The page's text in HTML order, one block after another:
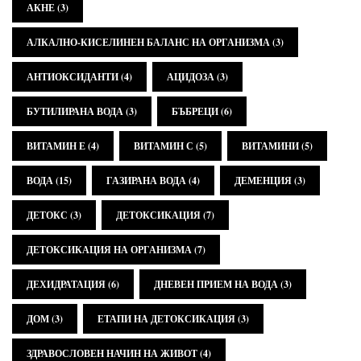
АКНЕ(3)
АЛКАЛНО-КИСЕЛИНЕН БАЛАНС НА ОРГАНИЗМА(3)
АНТИОКСИДАНТИ(4) АЦИДОЗА(3)
БУТИЛИРАНА ВОДА(3) БЪБРЕЦИ(6)
ВИТАМИН Е(4) ВИТАМИН С (5) ВИТАМИНИ(5)
ВОДА(15) ГАЗИРАНА ВОДА(4) ДЕМЕНЦИЯ(3)
ДЕТОКС (3) ДЕТОКСИКАЦИЯ(7)
ДЕТОКСИКАЦИЯ НА ОРГАНИЗМА(7)
ДЕХИДРАТАЦИЯ(6) ДНЕВЕН ПРИЕМ НА ВОДА(3)
ДОМ(3) ЕТАПИ НА ДЕТОКСИКАЦИЯ(3)
ЗДРАВОСЛОВЕН НАЧИН НА ЖИВОТ(4)